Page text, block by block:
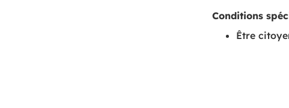
Conditions
Être